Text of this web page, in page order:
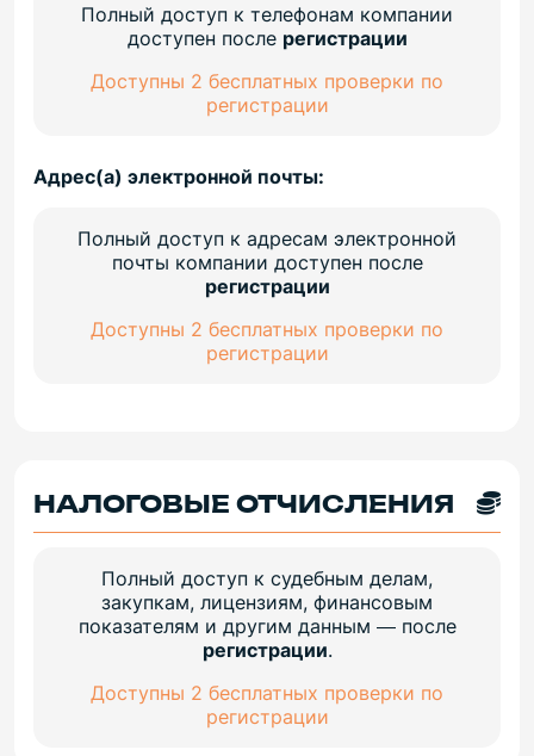
Полный доступ к телефонам компании
доступен после регистрации
Доступны 2 бесплатных проверки по
регистрации
Адрес(а) электронной почты:
Полный доступ к адресам электронной
почты компании доступен после
регистрации
Доступны 2 бесплатных проверки по
регистрации
НАЛОГОВЫЕ ОТЧИСЛЕНИЯ
Полный доступ к судебным делам,
закупкам, лицензиям, финансовым
показателям и другим данным — после
регистрации.
Доступны 2 бесплатных проверки по
регистрации